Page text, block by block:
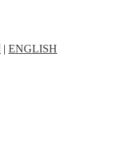
| ENGLISH